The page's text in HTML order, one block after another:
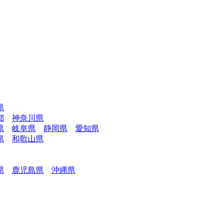
神奈川県
岐阜県 静岡県
愛知県
和歌山県
鹿児島県 沖縄県